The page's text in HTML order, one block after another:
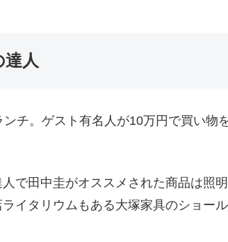
人
チ。ゲスト有名人が10万円で買い物
で田中圭がオススメされた商品は照
イタリウムもある大塚家具のショー